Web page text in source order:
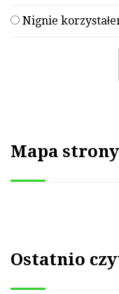
Nignie
Mapa strony
Ostatnio